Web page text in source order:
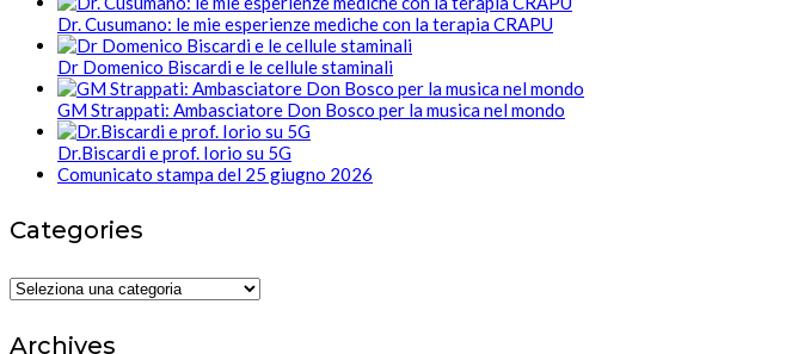
Dr. Cusumano: le mie esperienze mediche con la terapia CRAPU
Dr Domenico Biscardi e le cellule staminali
GM Strappati: Ambasciatore Don Bosco per la musica nel mondo
Dr.Biscardi e prof. Iorio su 5G
Comunicato stampa del 25 giugno 2026
Categories
Categories
Archives